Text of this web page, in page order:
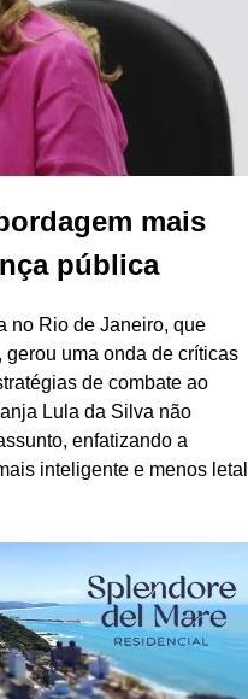
mais
pública
no Rio de Janeiro, que
uma onda de críticas
de combate ao
Lula da Silva não
enfatizando a
inteligente e menos letal